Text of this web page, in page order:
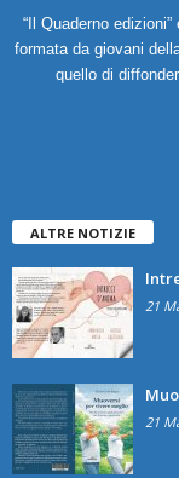
“Il Quaderno
formata da giovani
quello di
ALTRE NOTIZIE
21
21